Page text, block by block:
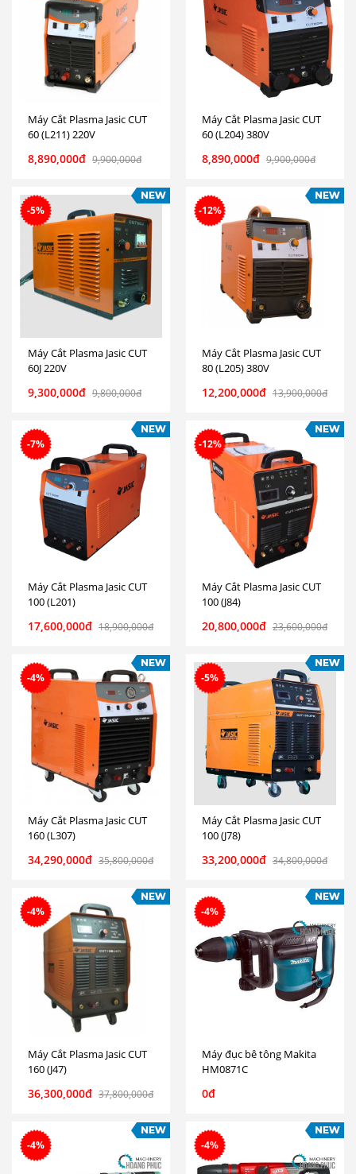
Máy Cắt Plasma Jasic CUT
60 (L211) 220V
8,890,000đ 9,900,000đ
Máy Cắt Plasma Jasic CUT
60 (L204) 380V
8,890,000đ 9,900,000đ
-5%
Máy Cắt Plasma Jasic CUT
60J 220V
9,300,000đ 9,800,000đ
-12%
Máy Cắt Plasma Jasic CUT
80 (L205) 380V
12,200,000đ 13,900,000đ
-7%
Máy Cắt Plasma Jasic CUT
100 (L201)
17,600,000đ 18,900,000đ
-12%
Máy Cắt Plasma Jasic CUT
100 (J84)
20,800,000đ 23,600,000đ
-4%
Máy Cắt Plasma Jasic CUT
160 (L307)
34,290,000đ 35,800,000đ
-5%
Máy Cắt Plasma Jasic CUT
100 (J78)
33,200,000đ 34,800,000đ
-4%
Máy Cắt Plasma Jasic CUT
160 (J47)
36,300,000đ 37,800,000đ
-4%
Máy đục bê tông Makita
HM0871C
0đ
-4% -4%